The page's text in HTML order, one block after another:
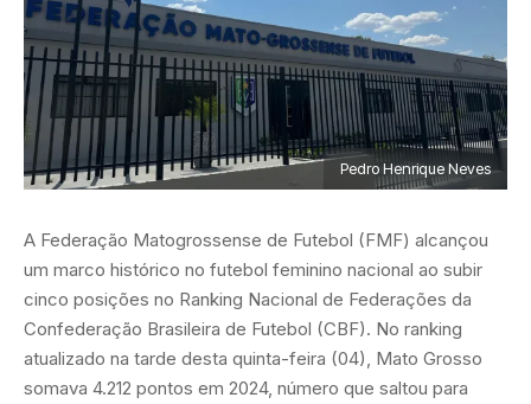
Pedro Henrique Neves
A Federação Matogrossense de Futebol (FMF) alcançou
um marco histórico no futebol feminino nacional ao subir
cinco posições no Ranking Nacional de Federações da
Confederação Brasileira de Futebol (CBF). No ranking
atualizado na tarde desta quinta-feira (04), Mato Grosso
somava 4.212 pontos em 2024, número que saltou para